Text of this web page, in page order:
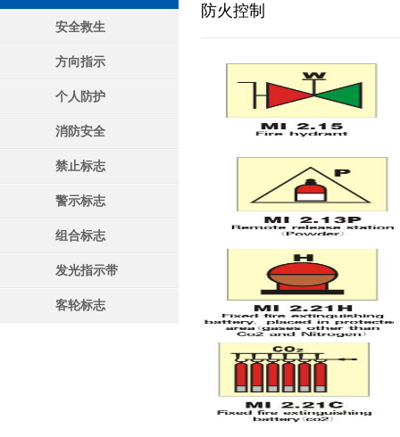
安全救生
方向指示
个人防护
消防安全
禁止标志
警示标志
组合标志
发光指示带
客轮标志
防火控制